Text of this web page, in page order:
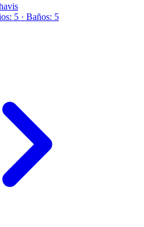
5 · Baños: 5